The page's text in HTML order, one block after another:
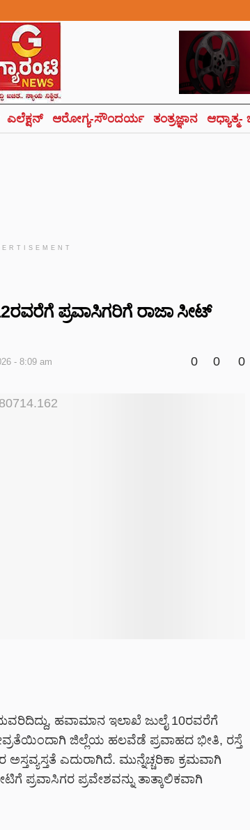
ಎಲೆಕ್ಷನ್ ಆರೋಗ್ಯ-ಸೌಂದರ್ಯ ತಂತ್ರಜ್ಞಾನ
ಪ್ರವಾಸಿಗರಿಗೆ ರಾಜಾ ಸೀಟ್
- 8:09 am 0 0 0
ಹವಾಮಾನ ಇಲಾಖೆ ಜುಲೈ 10ರವರೆಗೆ
ಜಿಲ್ಲೆಯ ಹಲವೆಡೆ ಪ್ರವಾಹದ ಭೀತಿ, ರಸ್ತೆ
ಎದುರಾಗಿದೆ. ಮುನ್ನೆಚ್ಚರಿಕಾ ಕ್ರಮವಾಗಿ
ಪ್ರವಾಸಿಗರ ಪ್ರವೇಶವನ್ನು ತಾತ್ಕಾಲಿಕವಾಗಿ